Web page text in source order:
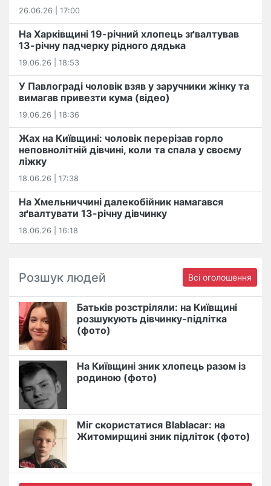
26.06.26 | 17:00
На Харківщині 19-річний хлопець​ ️зґвалтував
13-річну падчерку рідного дядька
19.06.26 | 18:53
У Павлограді чоловік взяв у заручники жінку та
вимагав привезти кума (відео)
19.06.26 | 18:36
Жах на Київщині: чоловік перерізав горло
неповнолітній дівчині, коли та спала у своєму
ліжку
18.06.26 | 17:38
На Хмельниччині далекобійник намагався
зґвалтувати 13-річну дівчинку
18.06.26 | 16:18
Розшук людей Всі оголошення
Батьків розстріляли: на Київщині
розшукують дівчинку-підлітка
(фото)
На Київщині зник хлопець разом із
родиною (фото)
Міг скористатися Blablacar: на
Житомирщині зник підліток (фото)